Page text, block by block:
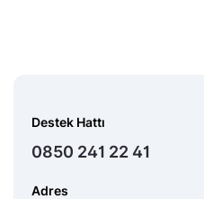
Destek Hattı
0850 241 22 41
Adres